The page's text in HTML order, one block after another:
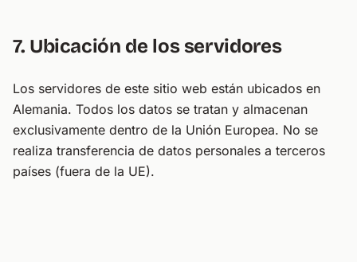
7. Ubicación de los servidores
Los servidores de este sitio web están ubicados en
Alemania. Todos los datos se tratan y almacenan
exclusivamente dentro de la Unión Europea. No se
realiza transferencia de datos personales a terceros
países (fuera de la UE).